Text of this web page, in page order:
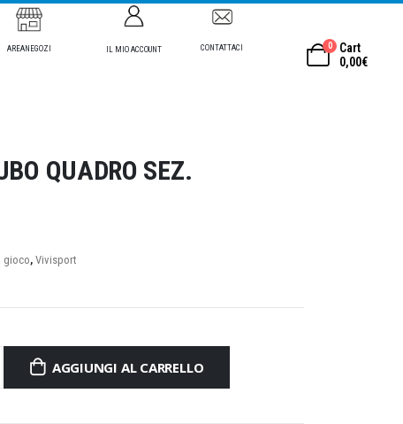
AREANEGOZI IL MIO ACCOUNT CONTATTACI 0
Cart
0,00€
QUADRO SEZ.
gioco, Vivisport
AGGIUNGI AL CARRELLO